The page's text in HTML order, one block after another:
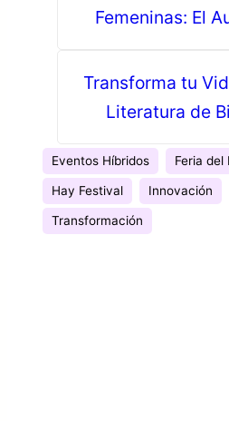
Femeninas: El
Premiadas
Transforma tu
Literatura de
Eventos Híbridos Feria del
Hay Festival Innovación
Transformación